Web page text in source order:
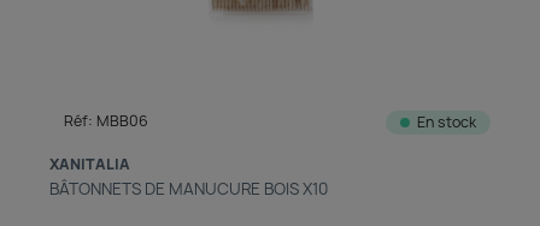
Réf: MBB06 En stock
XANITALIA
BÂTONNETS DE MANUCURE BOIS X10